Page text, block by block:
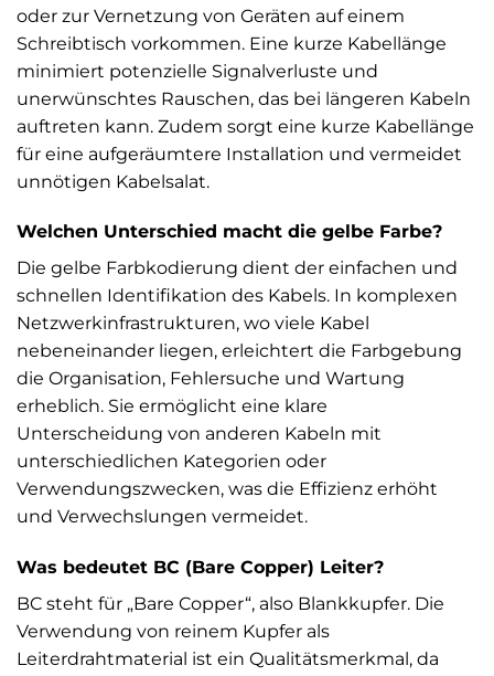
oder zur Vernetzung von Geräten auf einem
Schreibtisch vorkommen. Eine kurze Kabellänge
minimiert potenzielle Signalverluste und
unerwünschtes Rauschen, das bei längeren Kabeln
auftreten kann. Zudem sorgt eine kurze Kabellänge
für eine aufgeräumtere Installation und vermeidet
unnötigen Kabelsalat.
Welchen Unterschied macht die gelbe Farbe?
Die gelbe Farbkodierung dient der einfachen und
schnellen Identifikation des Kabels. In komplexen
Netzwerkinfrastrukturen, wo viele Kabel
nebeneinander liegen, erleichtert die Farbgebung
die Organisation, Fehlersuche und Wartung
erheblich. Sie ermöglicht eine klare
Unterscheidung von anderen Kabeln mit
unterschiedlichen Kategorien oder
Verwendungszwecken, was die Effizienz erhöht
und Verwechslungen vermeidet.
Was bedeutet BC (Bare Copper) Leiter?
BC steht für „Bare Copper“, also Blankkupfer. Die
Verwendung von reinem Kupfer als
Leiterdrahtmaterial ist ein Qualitätsmerkmal, da